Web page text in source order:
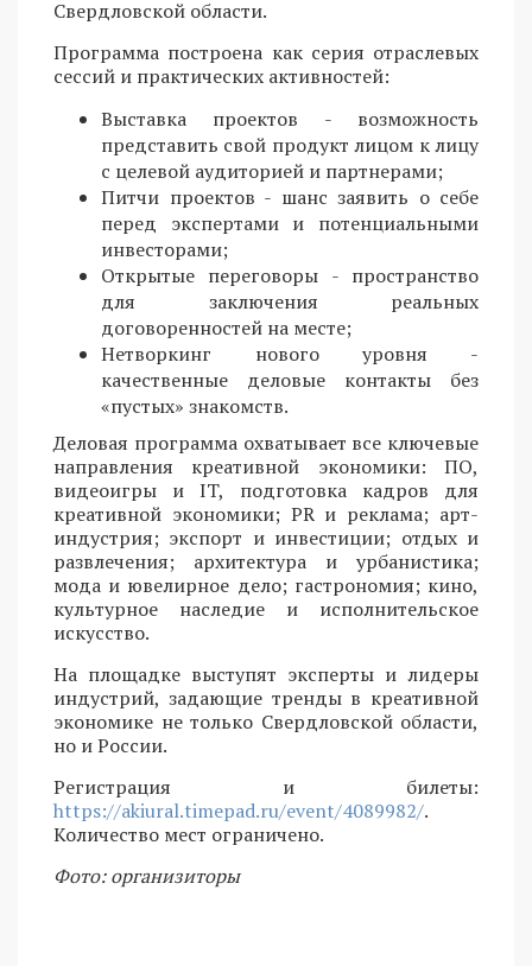
Свердловской области.
Программа построена как серия отраслевых
сессий и практических активностей:
Выставка проектов - возможность
представить свой продукт лицом к лицу
с целевой аудиторией и партнерами;
Питчи проектов - шанс заявить о себе
перед экспертами и потенциальными
инвесторами;
Открытые переговоры - пространство
для заключения реальных
договоренностей на месте;
Нетворкинг нового уровня -
качественные деловые контакты без
«пустых» знакомств.
Деловая программа охватывает все ключевые
направления креативной экономики: ПО,
видеоигры и IT, подготовка кадров для
креативной экономики; PR и реклама; арт-
индустрия; экспорт и инвестиции; отдых и
развлечения; архитектура и урбанистика;
мода и ювелирное дело; гастрономия; кино,
культурное наследие и исполнительское
искусство.
На площадке выступят эксперты и лидеры
индустрий, задающие тренды в креативной
экономике не только Свердловской области,
но и России.
Регистрация и билеты:
https://akiural.timepad.ru/event/4089982/.
Количество мест ограничено.
Фото: организиторы